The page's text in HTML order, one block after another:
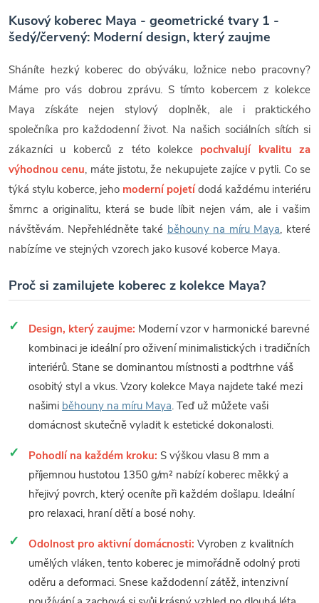
Kusový koberec Maya - geometrické tvary 1 -
šedý/červený: Moderní design, který zaujme
Sháníte hezký koberec do obýváku, ložnice nebo pracovny?
Máme pro vás dobrou zprávu. S tímto kobercem z kolekce
Maya získáte nejen stylový doplněk, ale i praktického
společníka pro každodenní život. Na našich sociálních sítích si
zákazníci u koberců z této kolekce pochvalují kvalitu za
výhodnou cenu, máte jistotu, že nekupujete zajíce v pytli. Co se
týká stylu koberce, jeho moderní pojetí dodá každému interiéru
šmrnc a originalitu, která se bude líbit nejen vám, ale i vašim
návštěvám. Nepřehlédněte také běhouny na míru Maya, které
nabízíme ve stejných vzorech jako kusové koberce Maya.
Proč si zamilujete koberec z kolekce Maya?
Design, který zaujme: Moderní vzor v harmonické barevné
kombinaci je ideální pro oživení minimalistických i tradičních
interiérů. Stane se dominantou místnosti a podtrhne váš
osobitý styl a vkus. Vzory kolekce Maya najdete také mezi
našimi běhouny na míru Maya. Teď už můžete vaši
domácnost skutečně vyladit k estetické dokonalosti.
Pohodlí na každém kroku: S výškou vlasu 8 mm a
příjemnou hustotou 1350 g/m² nabízí koberec měkký a
hřejivý povrch, který oceníte při každém došlapu. Ideální
pro relaxaci, hraní dětí a bosé nohy.
Odolnost pro aktivní domácnosti: Vyroben z kvalitních
umělých vláken, tento koberec je mimořádně odolný proti
oděru a deformaci. Snese každodenní zátěž, intenzivní